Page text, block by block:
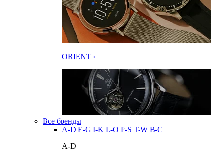
ORIENT ›
Все бренды
A-D E-G I-K L-O P-S T-W В-С
A-D